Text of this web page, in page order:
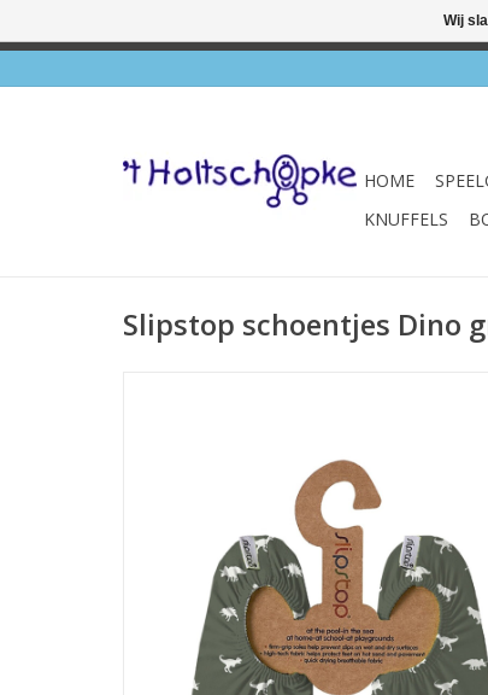
HOME
KNUFFELS
Slipstop schoentjes Dino
Wij